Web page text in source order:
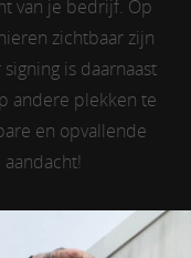
van je bedrijf. Op
zichtbaar zijn
is daarnaast
andere plekken te
en opvallende